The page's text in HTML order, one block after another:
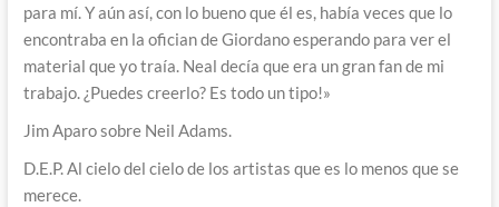
para mí. Y aún así, con lo bueno que él es, había veces que lo
encontraba en la ofician de Giordano esperando para ver el
material que yo traía. Neal decía que era un gran fan de mi
trabajo. ¿Puedes creerlo? Es todo un tipo!»
Jim Aparo sobre Neil Adams.
D.E.P. Al cielo del cielo de los artistas que es lo menos que se
merece.